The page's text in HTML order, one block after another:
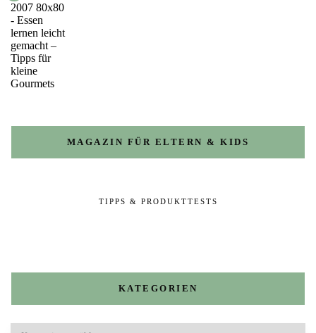
MAGAZIN FÜR ELTERN & KIDS
TIPPS & PRODUKTTESTS
KATEGORIEN